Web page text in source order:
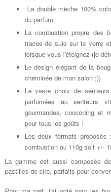
La double mèche 100%
du parfum
La combustion propre des
traces de suie sur le verre
lorsque vous l'éteignez (je
Le design élégant de la
cheminée de mon salon ;))
Le vaste choix de
parfumées au senteurs
gourmandes, cooconing et
pour tous les goûts !
Les deux formats
combustion ou 110g soit +/-
La gamme est aussi composée
pastilles de cire, parfaits pour